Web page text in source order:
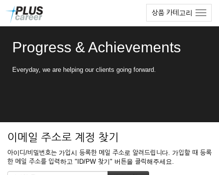
상품 카테고리
Progress & Achievements
Everyday, we are helping our clients going forward.
이메일 주소로 계정 찾기
아이디/비밀번호는 가입시 등록한 메일 주소로 알려드립니다. 가입할 때 등록
한 메일 주소를 입력하고 "ID/PW 찾기" 버튼을 클릭해주세요.